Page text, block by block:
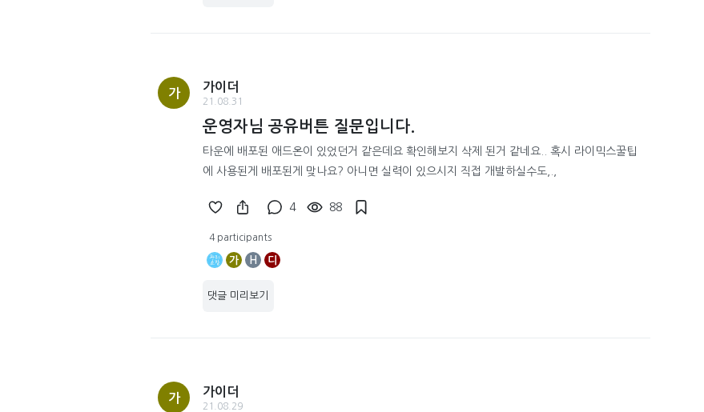
가
가이더
21.08.31
운영자님 공유버튼 질문입니다.
타운에 배포된 애드온이 있었던거 같은데요 확인해보지 삭제 된거 같네요.. 혹시 라이믹스꿀팁
에 사용된게 배포된게 맞나요? 아니면 실력이 있으시지 직접 개발하실수도,.,
4 88
4 participants
가 H 디
댓글 미리보기
가
가이더
21.08.29